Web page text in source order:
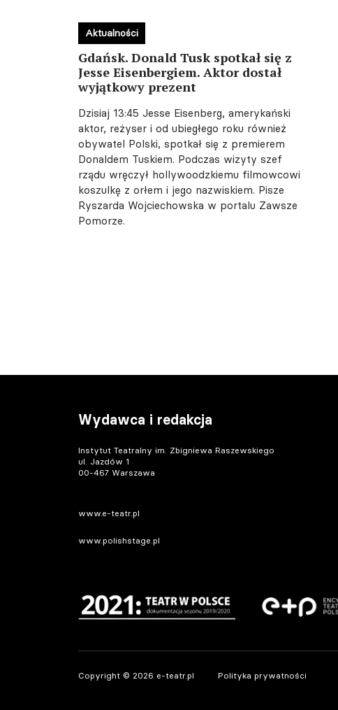
Gdańsk. Donald Tusk spotkał się z
Jesse Eisenbergiem. Aktor dostał
wyjątkowy prezent
Dzisiaj 13:45 Jesse Eisenberg, amerykański
aktor, reżyser i od ubiegłego roku również
obywatel Polski, spotkał się z premierem
Donaldem Tuskiem. Podczas wizyty szef
rządu wręczył hollywoodzkiemu filmowcowi
koszulkę z orłem i jego nazwiskiem. Pisze
Ryszarda Wojciechowska w portalu Zawsze
Pomorze.
Aktualności
Wydawca i redakcja
Instytut Teatralny im. Zbigniewa Raszewskiego
ul. Jazdów 1
00-467 Warszawa
www.e-teatr.pl
www.polishstage.pl
Copyright © 2026 e-teatr.pl Polityka prywatności